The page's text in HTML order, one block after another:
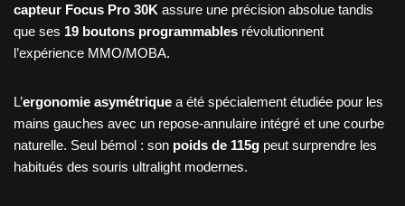
capteur Focus Pro 30K assure une précision absolue tandis
que ses 19 boutons programmables révolutionnent
l’expérience MMO/MOBA.
L’ergonomie asymétrique a été spécialement étudiée pour les
mains gauches avec un repose-annulaire intégré et une courbe
naturelle. Seul bémol : son poids de 115g peut surprendre les
habitués des souris ultralight modernes.